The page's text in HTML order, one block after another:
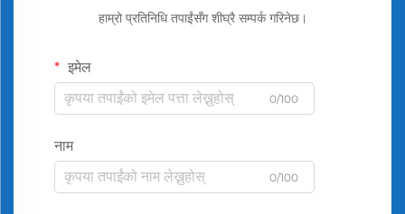
हाम्रो प्रतिनिधि तपाईंसँग शीघ्रै सम्पर्क गरिनेछ।
इमेल
0/100
नाम
0/100